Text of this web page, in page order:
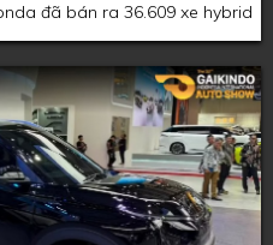
đã bán ra 36.609 xe hybrid
người tiêu dùng ngày càng
liệu khi giá xăng duy trì ở
cao.